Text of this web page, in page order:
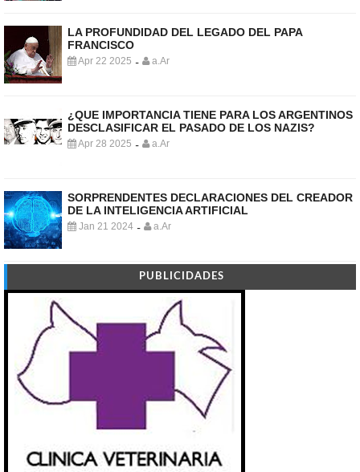
LA PROFUNDIDAD DEL LEGADO DEL PAPA
FRANCISCO
Apr 22 2025 - a.Ar
¿QUE IMPORTANCIA TIENE PARA LOS ARGENTINOS
DESCLASIFICAR EL PASADO DE LOS NAZIS?
Apr 28 2025 - a.Ar
SORPRENDENTES DECLARACIONES DEL CREADOR
DE LA INTELIGENCIA ARTIFICIAL
Jan 21 2024 - a.Ar
PUBLICIDADES